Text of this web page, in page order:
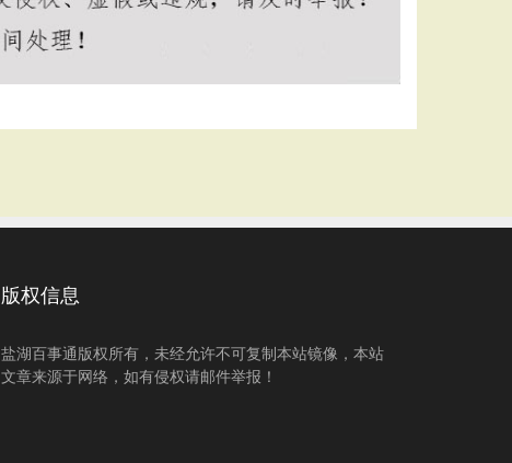
版权信息
盐湖百事通版权所有，未经允许不可复制本站镜像，本站
文章来源于网络，如有侵权请邮件举报！